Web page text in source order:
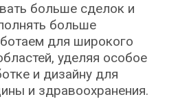
больше сделок и
больше
для широкого
уделяя особое
и дизайну для
и здравоохранения.